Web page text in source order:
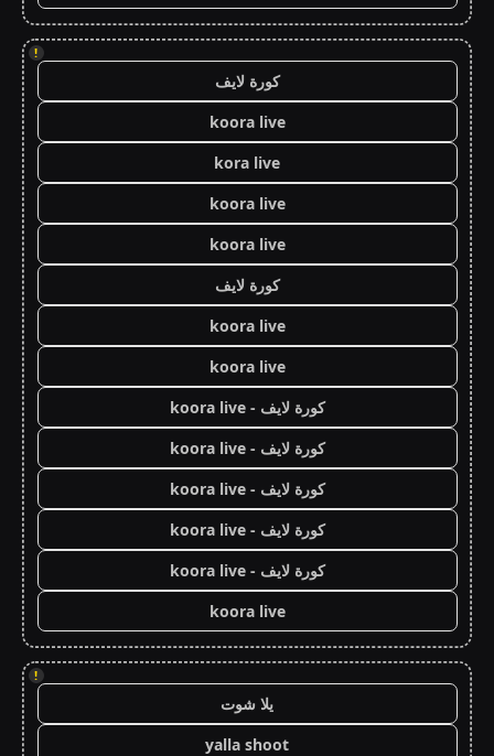
!
كورة لايف
koora live
kora live
koora live
koora live
كورة لايف
koora live
koora live
كورة لايف - koora live
كورة لايف - koora live
كورة لايف - koora live
كورة لايف - koora live
كورة لايف - koora live
koora live
!
يلا شوت
yalla shoot